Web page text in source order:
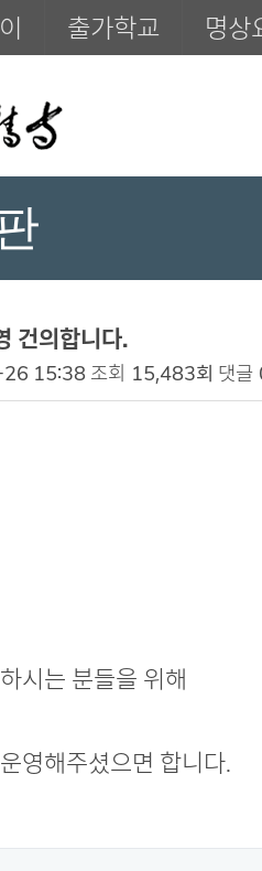
출가학교 명상
건의합니다.
15:38 조회 15,483회 댓글
시는 분들을 위해
영해주셨으면 합니다.